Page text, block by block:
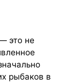
это не
рыбаков в